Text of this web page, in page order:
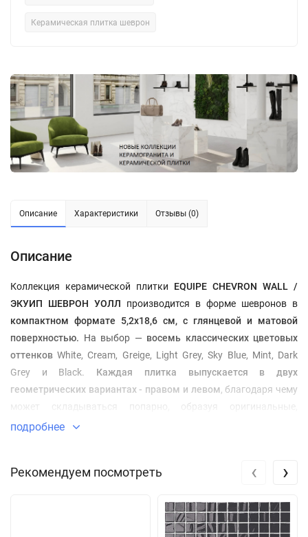
Керамическая плитка шеврон
Описание Характеристики Отзывы (0)
Описание
Коллекция керамической плитки EQUIPE CHEVRON WALL /
ЭКУИП ШЕВРОН УОЛЛ производится в форме шевронов в
компактном формате 5,2х18,6 см, с глянцевой и матовой
поверхностью. На выбор — восемь классических цветовых
оттенков White, Cream, Greige, Light Grey, Sky Blue, Mint, Dark
Grey и Black. Каждая плитка выпускается в двух
геометрических вариантах - правом и левом, благодаря чему
может складываться попарно, образуя оригинальные,
графические паттерны.
подробнее
Рекомендуем посмотреть ‹ ›